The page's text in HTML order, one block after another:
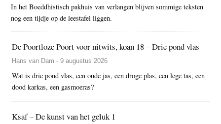
In het Boeddhistisch pakhuis van verlangen blijven sommige teksten
nog een tijdje op de leestafel liggen.
De Poortloze Poort voor nitwits, koan 18 – Drie pond vlas
Hans van Dam - 9 augustus 2026
Wat is drie pond vlas, een oude jas, een droge plas, een lege tas, een
dood karkas, een gasmoeras?
Ksaf – De kunst van het geluk 1